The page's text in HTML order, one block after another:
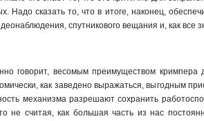
сказать то, что в итоге, наконец,
спутникового вещания и, как все
говорит, весомым преимуществом кримпера
как заведено выражаться, выгодным
механизма разрешают сохранить
не считая, как большая часть из нас